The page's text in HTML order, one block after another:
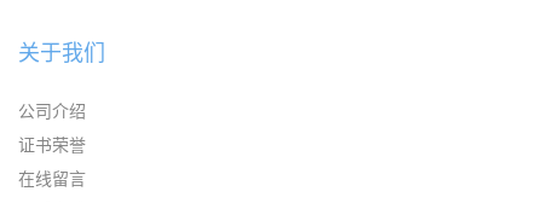
关于我们
公司介绍
证书荣誉
在线留言